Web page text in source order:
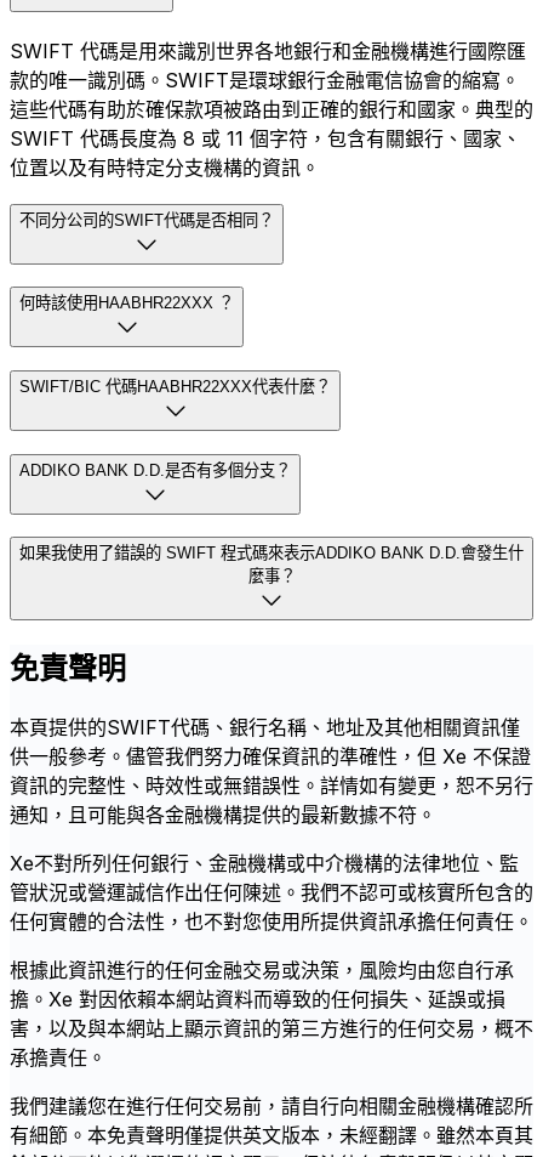
SWIFT 代碼是用來識別世界各地銀行和金融機構進行國際匯
款的唯一識別碼。SWIFT是環球銀行金融電信協會的縮寫。
這些代碼有助於確保款項被路由到正確的銀行和國家。典型的
SWIFT 代碼長度為 8 或 11 個字符，包含有關銀行、國家、
位置以及有時特定分支機構的資訊。
不同分公司的SWIFT代碼是否相同？
何時該使用HAABHR22XXX ？
SWIFT/BIC 代碼HAABHR22XXX代表什麼？
ADDIKO BANK D.D.是否有多個分支？
如果我使用了錯誤的 SWIFT 程式碼來表示ADDIKO BANK D.D.會發生什
麼事？
免責聲明
本頁提供的SWIFT代碼、銀行名稱、地址及其他相關資訊僅
供一般參考。儘管我們努力確保資訊的準確性，但 Xe 不保證
資訊的完整性、時效性或無錯誤性。詳情如有變更，恕不另行
通知，且可能與各金融機構提供的最新數據不符。
Xe不對所列任何銀行、金融機構或中介機構的法律地位、監
管狀況或營運誠信作出任何陳述。我們不認可或核實所包含的
任何實體的合法性，也不對您使用所提供資訊承擔任何責任。
根據此資訊進行的任何金融交易或決策，風險均由您自行承
擔。Xe 對因依賴本網站資料而導致的任何損失、延誤或損
害，以及與本網站上顯示資訊的第三方進行的任何交易，概不
承擔責任。
我們建議您在進行任何交易前，請自行向相關金融機構確認所
有細節。本免責聲明僅提供英文版本，未經翻譯。雖然本頁其